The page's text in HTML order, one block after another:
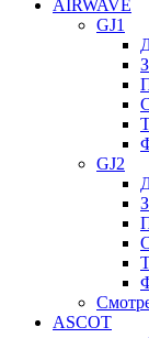
AIRWAVE
GJ1
GJ2
ASCOT